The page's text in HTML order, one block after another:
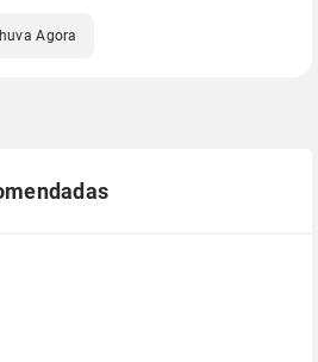
Agora